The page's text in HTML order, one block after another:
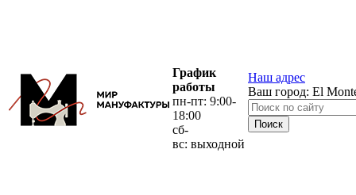
График
работы
пн-пт: 9:00-
18:00
сб-
вс: выходной
Наш адрес
Ваш город: El